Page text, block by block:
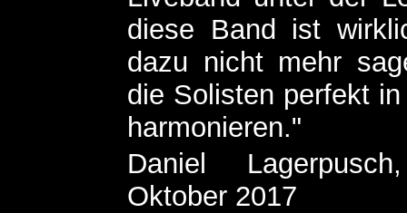
diese Band ist
dazu nicht mehr
die Solisten perfekt
harmonieren."
Daniel
Oktober 2017